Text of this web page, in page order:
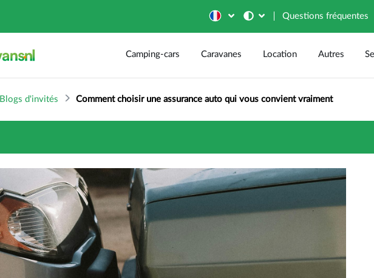
Questions fréquentes
Camping-cars Caravanes Location Autres
Blogs d'invités Comment choisir une assurance auto qui vous convient vraiment